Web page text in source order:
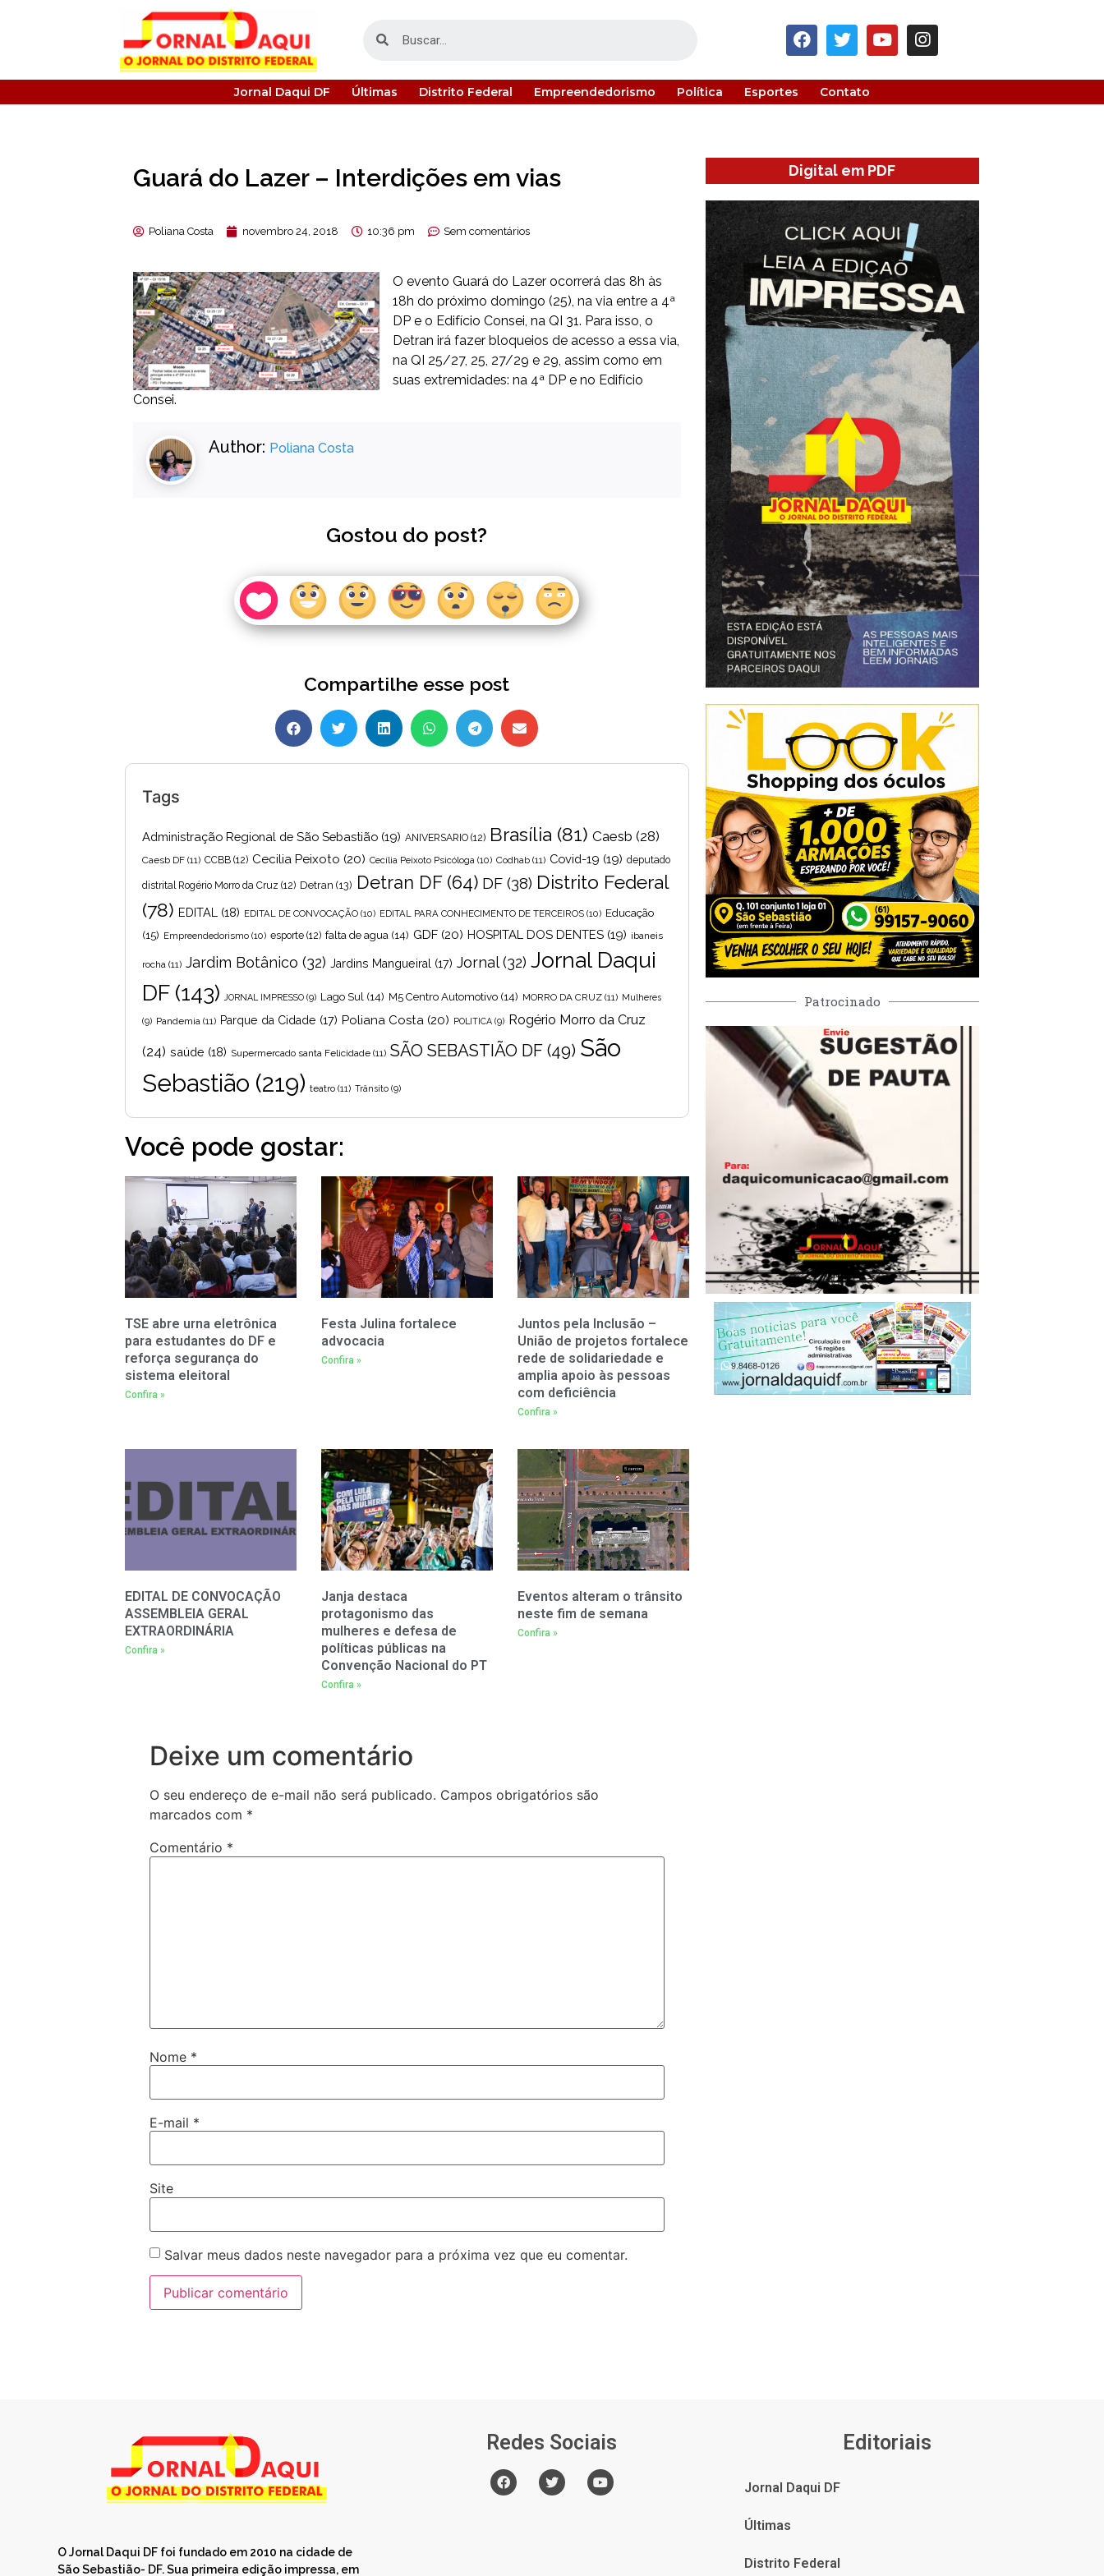
Jornal Daqui DF Últimas Distrito Federal Empreendedorismo Política Esportes Contato
Guará do Lazer – Interdições em vias
Poliana Costa novembro 24, 2018 10:36 pm Sem comentários
O evento Guará do Lazer ocorrerá das 8h às
18h do próximo domingo (25), na via entre a 4ª
DP e o Edifício Consei, na QI 31. Para isso, o
Detran irá fazer bloqueios de acesso a essa via,
na QI 25/27, 25, 27/29 e 29, assim como em
suas extremidades: na 4ª DP e no Edifício
Consei.
Author: Poliana Costa
Gostou do post?
Compartilhe esse post
Tags
Administração Regional de São Sebastião (19) ANIVERSARIO (12) Brasília (81) Caesb (28)
Caesb DF (11) CCBB (12) Cecilia Peixoto (20) Cecília Peixoto Psicóloga (10) Codhab (11) Covid-19 (19) deputado
distrital Rogério Morro da Cruz (12) Detran (13) Detran DF(64) DF (38) Distrito Federal
(78) EDITAL (18) EDITAL DE CONVOCAÇÃO (10) EDITAL PARA CONHECIMENTO DE TERCEIROS (10) Educação
(15) Empreendedorismo (10) esporte (12) falta de agua (14) GDF (20) HOSPITAL DOS DENTES (19) ibaneis
rocha (11) Jardim Botânico (32) Jardins Mangueiral (17) Jornal(32) Jornal Daqui
DF(143) JORNAL IMPRESSO (9) Lago Sul (14) M5 Centro Automotivo (14) MORRO DA CRUZ (11) Mulheres
(9) Pandemia (11) Parque da Cidade (17) Poliana Costa (20) POLITICA (9) Rogério Morro da Cruz
(24) saúde (18) Supermercado santa Felicidade (11) SÃO SEBASTIÃO DF (49) São
Sebastião (219) teatro (11) Trânsito (9)
Você pode gostar:
TSE abre urna eletrônica
para estudantes do DF e
reforça segurança do
sistema eleitoral
Confira »
Festa Julina fortalece
advocacia
Confira »
Juntos pela Inclusão –
União de projetos fortalece
rede de solidariedade e
amplia apoio às pessoas
com deficiência
Confira »
EDITAL DE CONVOCAÇÃO
ASSEMBLEIA GERAL
EXTRAORDINÁRIA
Confira »
Janja destaca
protagonismo das
mulheres e defesa de
políticas públicas na
Convenção Nacional do PT
Confira »
Eventos alteram o trânsito
neste fim de semana
Confira »
Deixe um comentário
O seu endereço de e-mail não será publicado. Campos obrigatórios são
marcados com *
Comentário *
Nome *
E-mail *
Site
Salvar meus dados neste navegador para a próxima vez que eu comentar.
Digital em PDF
Patrocinado
O Jornal Daqui DF foi fundado em 2010 na cidade de
São Sebastião- DF. Sua primeira edição impressa, em
Redes Sociais Editoriais
Jornal Daqui DF
Últimas
Distrito Federal